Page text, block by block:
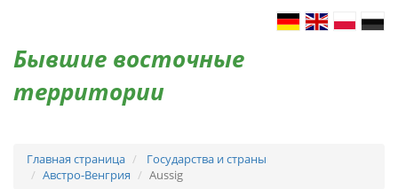
Бывшие восточные
территории
Главная страница
Государства и страны
Австро-Венгрия
Aussig